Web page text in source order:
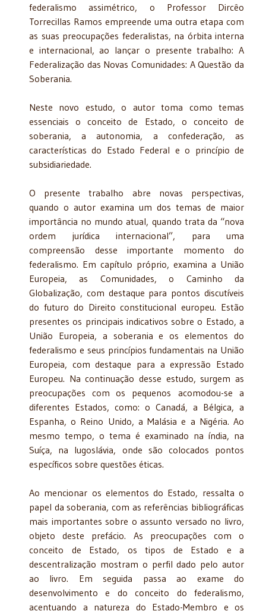
federalismo assimétrico, o Pro­fessor Dircêo
Torrecillas Ramos empreende uma outra etapa com
as suas preocupações federalistas, na órbita interna
e internacional, ao lançar o presente trabalho: A
Federalização das Novas Comunidades: A Questão da
Soberania.
Neste novo estudo, o autor toma como temas
essenciais o conceito de Estado, o con­ceito de
soberania, a autonomia, a confederação, as
características do Estado Federal e o princípio de
subsidiariedade.
O presente trabalho abre novas perspectivas,
quando o autor examina um dos temas de maior
importância no mundo atual, quando trata da “nova
ordem jurídica internacional”, para uma
compreensão desse importante momento do
federalismo. Em capítulo próprio, examina a União
Europeia, as Comunidades, o Caminho da
Globalização, com destaque para pontos discutíveis
do futuro do Direito constitucional europeu. Estão
presentes os principais indicativos sobre o Estado, a
União Europeia, a soberania e os elementos do
federalismo e seus princípios fundamentais na União
Europeia, com destaque para a expressão Estado
Europeu. Na continuação desse estudo, surgem as
preocupações com os pequenos acomodou-se a
diferentes Estados, como: o Canadá, a Bélgica, a
Espanha, o Reino Unido, a Malásia e a Nigéria. Ao
mesmo tempo, o tema é examinado na índia, na
Suíça, na Iugoslá­via, onde são colocados pontos
específicos sobre questões éticas.
Ao mencionar os elementos do Estado, ressalta o
papel da soberania, com as referências bibliográficas
mais importantes sobre o assunto versado no livro,
objeto deste prefácio. As preo­cupações com o
conceito de Estado, os tipos de Estado e a
descentralização mostram o perfil dado pelo autor
ao livro. Em seguida passa ao exame do
desenvolvimento e do conceito do fede­ralismo,
acentuando a natureza do Estado-Membro e os